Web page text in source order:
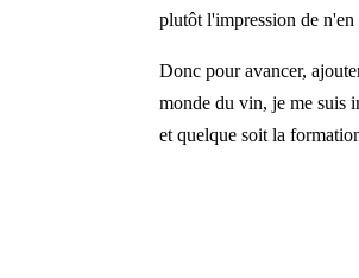
plutôt l'impression de
Donc pour avancer,
monde du vin, je me suis
et quelque soit la